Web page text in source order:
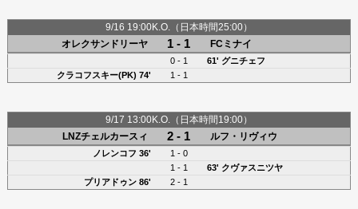
9/16 19:00K.O.（日本時間25:00）
オレクサンドリーヤ
1 - 1 FCミナイ
0 - 1
61' グニチェフ
クラコフスキー(PK) 74'
1 - 1
9/17 13:00K.O.（日本時間19:00）
LNZチェルカースィ
2 - 1 ルフ・リヴィウ
ノレンコフ 36'
1 - 0
1 - 1
63' クヴァスニツヤ
プリアドゥン 86'
2 - 1